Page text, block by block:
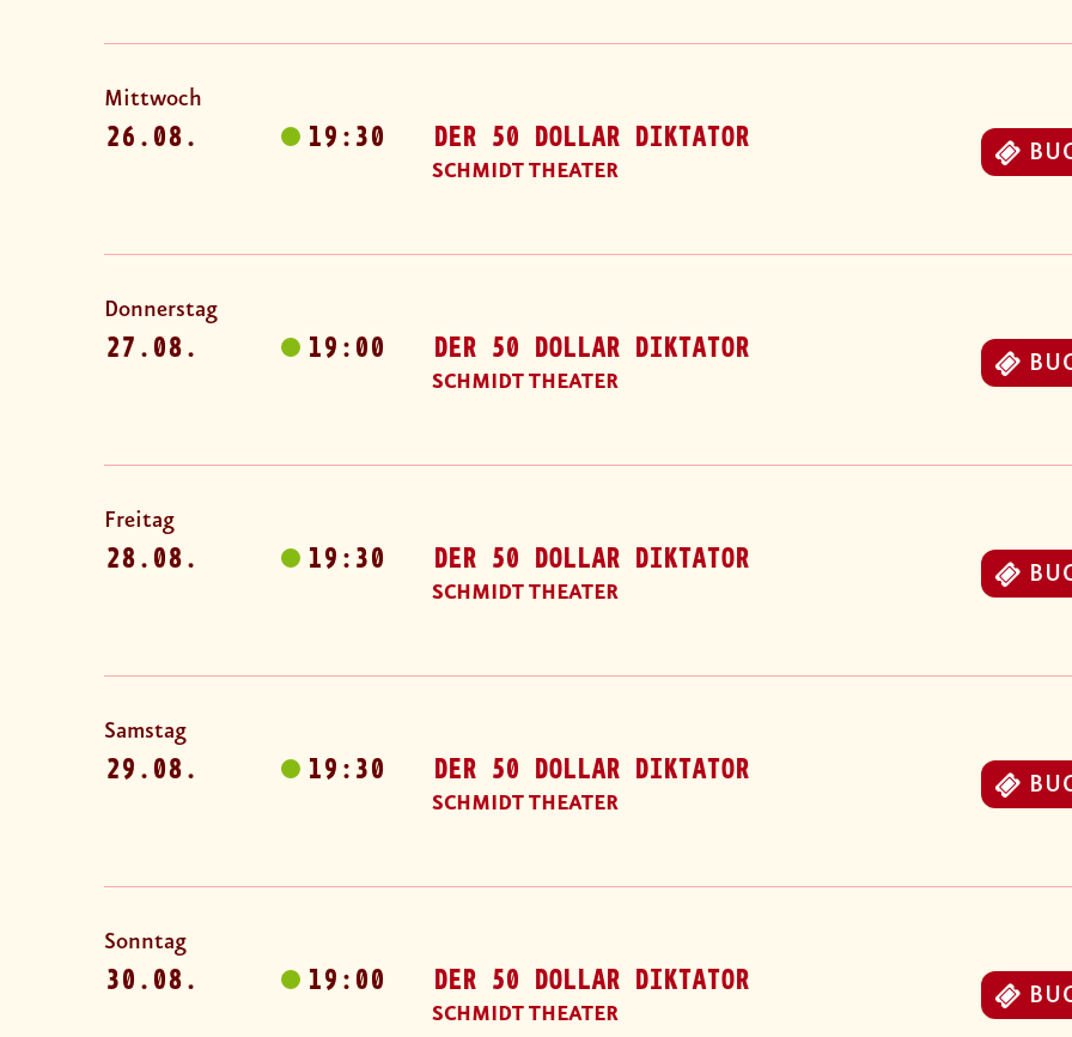
Mittwoch
26.08. 19:30 DER 50 DOLLAR DIKTATOR
SCHMIDT THEATER
Donnerstag
27.08. 19:00 DER 50 DOLLAR DIKTATOR
SCHMIDT THEATER
Freitag
28.08. 19:30 DER 50 DOLLAR DIKTATOR
SCHMIDT THEATER
Samstag
29.08. 19:30 DER 50 DOLLAR DIKTATOR
SCHMIDT THEATER
Sonntag
30.08. 19:00 DER 50 DOLLAR DIKTATOR
SCHMIDT THEATER